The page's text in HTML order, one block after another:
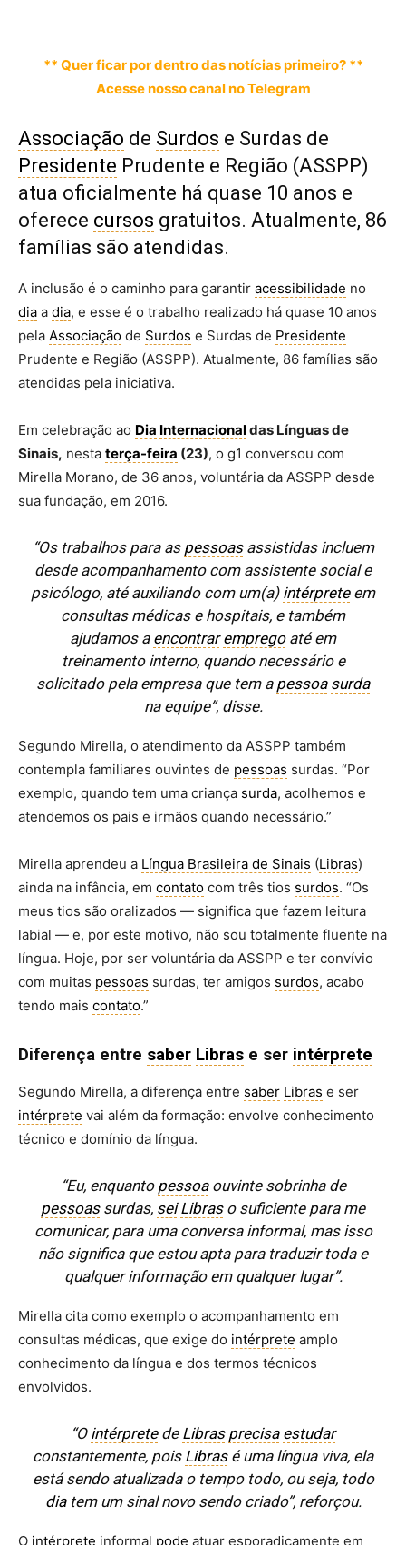
** Quer ficar por dentro das notícias primeiro? **
Acesse nosso canal no Telegram
Associação de Surdos e Surdas de
Presidente Prudente e Região (ASSPP)
atua oficialmente há quase 10 anos e
oferece cursos gratuitos. Atualmente, 86
famílias são atendidas.
A inclusão é o caminho para garantir acessibilidade no
dia a dia, e esse é o trabalho realizado há quase 10 anos
pela Associação de Surdos e Surdas de Presidente
Prudente e Região (ASSPP). Atualmente, 86 famílias são
atendidas pela iniciativa.
Em celebração ao Dia Internacionaldas Línguas de
Sinais, nesta terça-feira (23), o g1 conversou com
Mirella Morano, de 36 anos, voluntária da ASSPP desde
sua fundação, em 2016.
“Os trabalhos para as pessoasassistidas incluem
desde acompanhamento com assistente social e
psicólogo, até auxiliando com um(a) intérpreteem
consultas médicas e hospitais, e também
ajudamos a encontrar empregoaté em
treinamento interno, quando necessário e
solicitado pela empresa que tem a pessoa surda
na equipe”, disse.
Segundo Mirella, o atendimento da ASSPP também
contempla familiares ouvintes de pessoas surdas. “Por
exemplo, quando tem uma criança surda, acolhemos e
atendemos os pais e irmãos quando necessário.”
Mirella aprendeu a Língua Brasileira de Sinais (Libras)
ainda na infância, em contato com três tios surdos. “Os
meus tios são oralizados — significa que fazem leitura
labial — e, por este motivo, não sou totalmente fluente na
língua. Hoje, por ser voluntária da ASSPP e ter convívio
com muitas pessoas surdas, ter amigos surdos, acabo
tendo mais contato.”
Diferença entre saber Libras e ser intérprete
Segundo Mirella, a diferença entre saber Libras e ser
intérprete vai além da formação: envolve conhecimento
técnico e domínio da língua.
“Eu, enquanto pessoaouvinte sobrinha de
pessoassurdas, sei Libraso suficiente para me
comunicar, para uma conversa informal, mas isso
não significa que estou apta para traduzir toda e
qualquer informação em qualquer lugar”.
Mirella cita como exemplo o acompanhamento em
consultas médicas, que exige do intérprete amplo
conhecimento da língua e dos termos técnicos
envolvidos.
“O intérpretede Libras precisa estudar
constantemente, pois Librasé uma língua viva, ela
está sendo atualizada o tempo todo, ou seja, todo
diatem um sinal novo sendo criado”, reforçou.
O intérprete informal pode atuar esporadicamente em